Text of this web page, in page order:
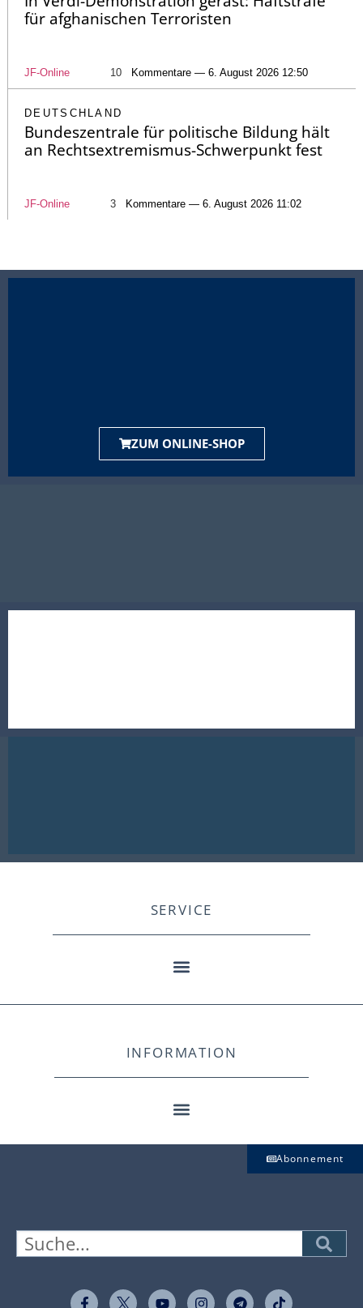
für afghanischen Terroristen
JF-Online 10 Kommentare — 6. August 2026 12:50
DEUTSCHLAND
Bundeszentrale für politische Bildung hält
an Rechtsextremismus-Schwerpunkt fest
JF-Online 3 Kommentare — 6. August 2026 11:02
ZUM ONLINE-SHOP
SERVICE
INFORMATION
Abonnement